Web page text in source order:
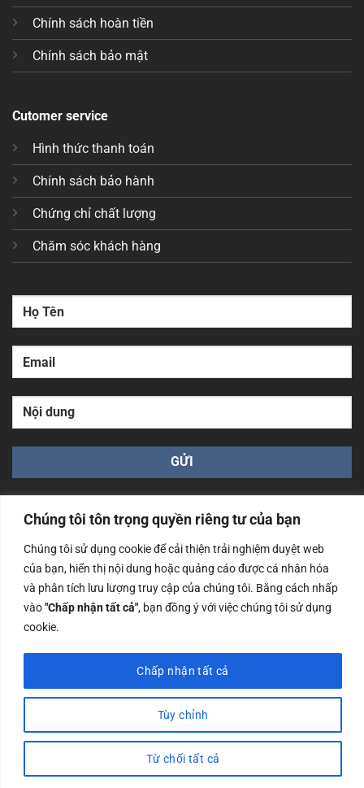
Chúng tôi tôn trọng quyền riêng tư của bạn
Chúng tôi sử dụng cookie để cải thiện trải nghiệm duyệt web
của bạn, hiển thị nội dung hoặc quảng cáo được cá nhân hóa
và phân tích lưu lượng truy cập của chúng tôi. Bằng cách nhấp
vào"Chấp nhận tất cả", bạn đồng ý với việc chúng tôi sử dụng
cookie.
Tùy chỉnh
Từ chối tất cả
Chấp nhận tất cả
Chính sách hoàn tiền
Chính sách bảo mật
Cutomer service
Hình thức thanh toán
Chính sách bảo hành
Chứng chỉ chất lượng
Chăm sóc khách hàng
Công ty TNHH Nam Bình Xương - Số ĐKKD: 0108783483
cấp ngày 14/06/2019 bởi Sở Kế Hoạch và Đầu Tư Tp. Hà
Nội
Copyrights @2023 Nam Binh Xuong. All Rights Reserved